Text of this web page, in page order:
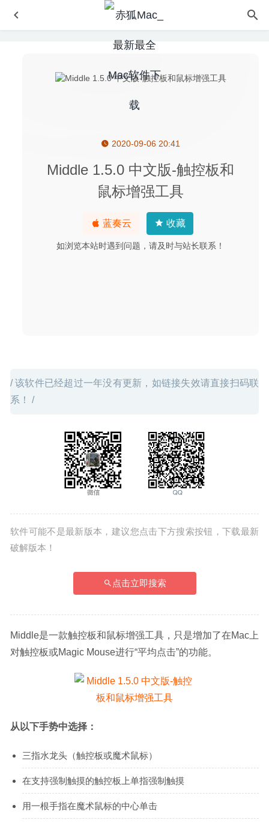
2020-09-06 20:41
Middle 1.5.0 中文版-触控板和
鼠标增强工具
蓝奏云 收藏
如浏览本站时遇到问题，请及时与站长联系！
/ 该软件已经超过一年没有更新，如链接失效请直接扫码联
系！ /
软件可能不是最新版本，建议您点击下方搜索按钮，下载最新
破解版本！
点击立即搜索
Middle是一款触控板和鼠标增强工具，只是增加了在Mac上
对触控板或Magic Mouse进行“平均点击”的功能。
从以下手势中选择：
三指水龙头（触控板或魔术鼠标）
在支持强制触摸的触控板上单指强制触摸
用一根手指在魔术鼠标的中心单击
Path Finder 9.3.2 中文版-功能强大的文件管理器
Deckset 2.0.16 破解版–创意优秀的幻灯片制作工具 2020-
Topaz Gigapixel AI 8.4.3 – AI智能无损放大图片软件
AudFree DRM Audio Converter 2.11.0 – 轻量级的音频转